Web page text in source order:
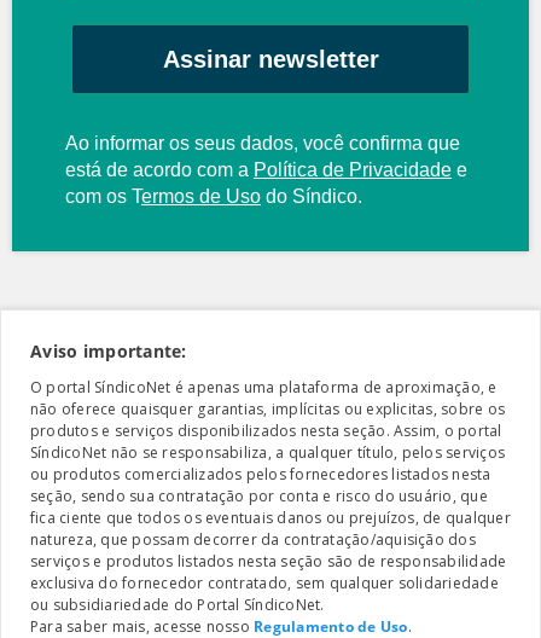
Assinar newsletter
Ao informar os seus dados, você confirma que
está de acordo com a Política de Privacidade e
com os Termos de Uso do Síndico.
Aviso importante:
O portal SíndicoNet é apenas uma plataforma de aproximação, e
não oferece quaisquer garantias, implícitas ou explicitas, sobre os
produtos e serviços disponibilizados nesta seção. Assim, o portal
SíndicoNet não se responsabiliza, a qualquer título, pelos serviços
ou produtos comercializados pelos fornecedores listados nesta
seção, sendo sua contratação por conta e risco do usuário, que
fica ciente que todos os eventuais danos ou prejuízos, de qualquer
natureza, que possam decorrer da contratação/aquisição dos
serviços e produtos listados nesta seção são de responsabilidade
exclusiva do fornecedor contratado, sem qualquer solidariedade
ou subsidiariedade do Portal SíndicoNet.
Para saber mais, acesse nosso Regulamento de Uso.